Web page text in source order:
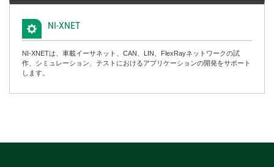
NI-XNET
NI-XNETは、車載イーサネット、CAN、LIN、FlexRayネットワークの試
作、シミュレーション、テストにおけるアプリケーションの開発をサポート
します。